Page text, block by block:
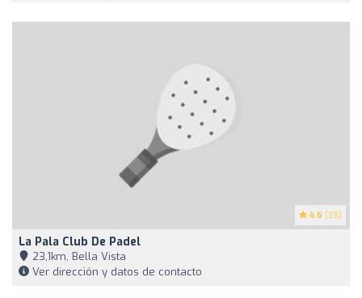
4.6 (39)
La Pala Club De Padel
23,1km, Bella Vista
Ver dirección y datos de contacto